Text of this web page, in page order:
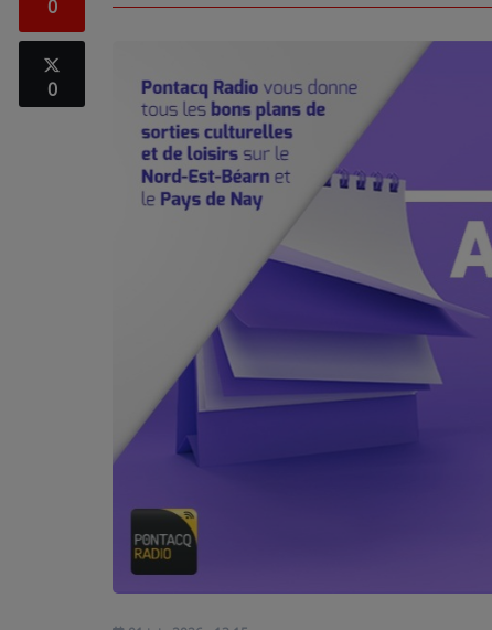
GRILLE DES PROGRAMMES
C'ÉTAIT QUOI CE TITRE ?
VOS ÉMISSIONS EN IMAGES
ANNONCEURS & ESPACE PRO
VOTRE PUBLICITÉ SUR PONTACQ RADIO
LOCATION DE STUDIOS
ÉDUCATION AUX MÉDIAS ET À
0
0